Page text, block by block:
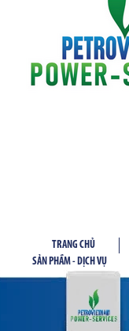
TRANG CHỦ
SẢN PHẦM - DỊCH VỤ